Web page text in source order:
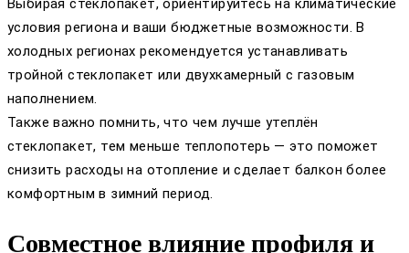
Выбирая стеклопакет, ориентируйтесь на климатические
условия региона и ваши бюджетные возможности. В
холодных регионах рекомендуется устанавливать
тройной стеклопакет или двухкамерный с газовым
наполнением.
Также важно помнить, что чем лучше утеплён
стеклопакет, тем меньше теплопотерь — это поможет
снизить расходы на отопление и сделает балкон более
комфортным в зимний период.
Совместное влияние профиля и